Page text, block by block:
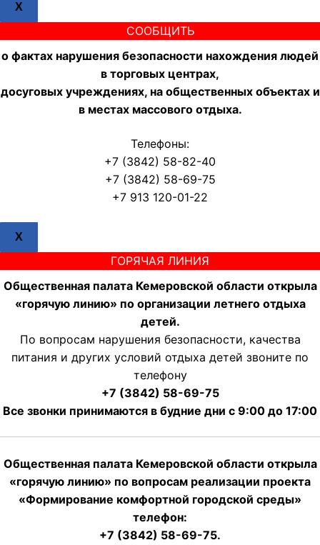
X
СООБЩИТЬ
о фактах нарушения безопасности нахождения людей
в торговых центрах,
досуговых учреждениях, на общественных объектах и
в местах массового отдыха.
Телефоны:
+7 (3842) 58-82-40
+7 (3842) 58-69-75
+7 913 120-01-22
X
ГОРЯЧАЯ ЛИНИЯ
Общественная палата Кемеровской области открыла
«горячую линию» по организации летнего отдыха
детей.
По вопросам нарушения безопасности, качества
питания и других условий отдыха детей звоните по
телефону
+7 (3842) 58-69-75
Все звонки принимаются в будние дни с 9:00 до 17:00
Общественная палата Кемеровской области открыла
«горячую линию» по вопросам реализации проекта
«Формирование комфортной городской среды»
телефон:
+7 (3842) 58-69-75.